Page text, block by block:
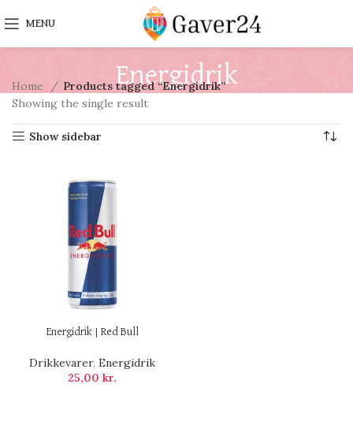
MENU
Energidrik
Home
Products tagged “Energidrik”
Showing the single result
Show sidebar
Energidrik | Red Bull
Drikkevarer, Energidrik
25,00 kr.